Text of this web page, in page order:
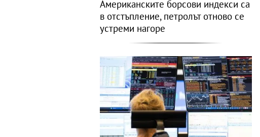
Американските борсови индекси са
в отстъпление, петролът отново се
устреми нагоре